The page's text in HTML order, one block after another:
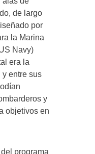
de largo
por
la Marina
Navy)
era la
y entre sus
y
objetivos en
programa